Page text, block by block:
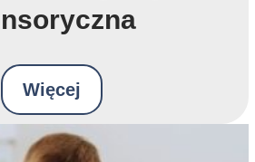
Więcej